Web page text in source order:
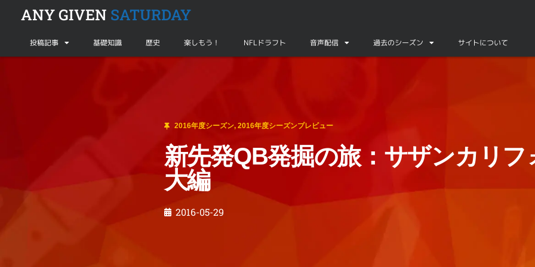
ANY GIVEN SATURDAY
投稿記事 基礎知識 歴史 楽しもう！ NFLドラフト 音声配信 過去のシーズン サイトについて
2016年度シーズン, 2016年度シーズンプレビュー
新先発QB発掘の旅：サザンカリフ
大編
2016-05-29